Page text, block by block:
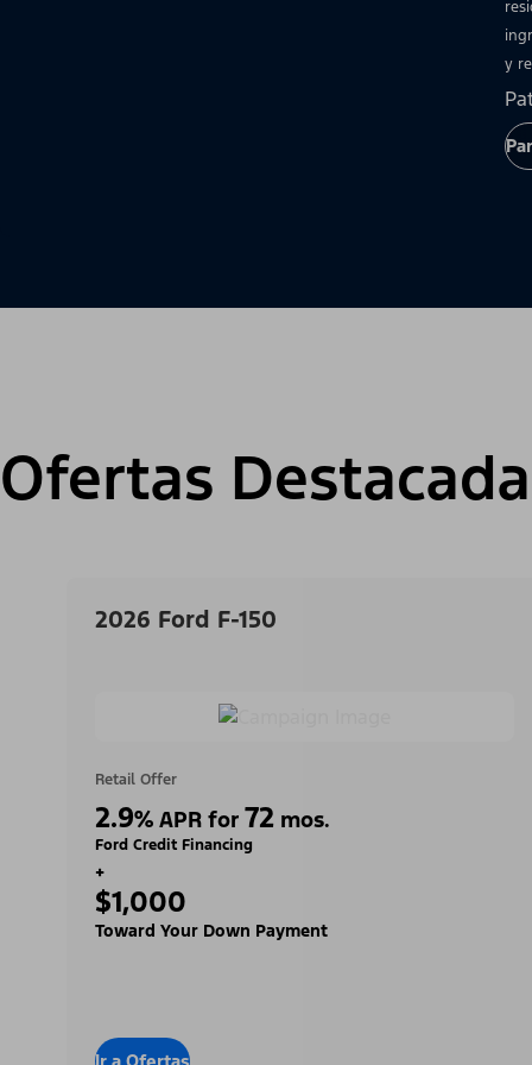
y
Ofertas
2026 Ford F-150
Retail Offer
2.9% APR for 72 mos.
Ford Credit Financing
+
$1,000
Toward Your Down Payment
Ir a Ofertas